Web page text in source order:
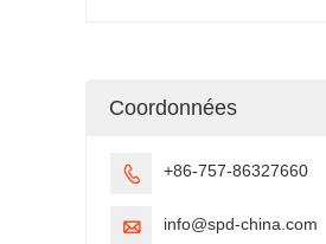
Coordonnées
 +86-757-86327660
 info@spd-china.com